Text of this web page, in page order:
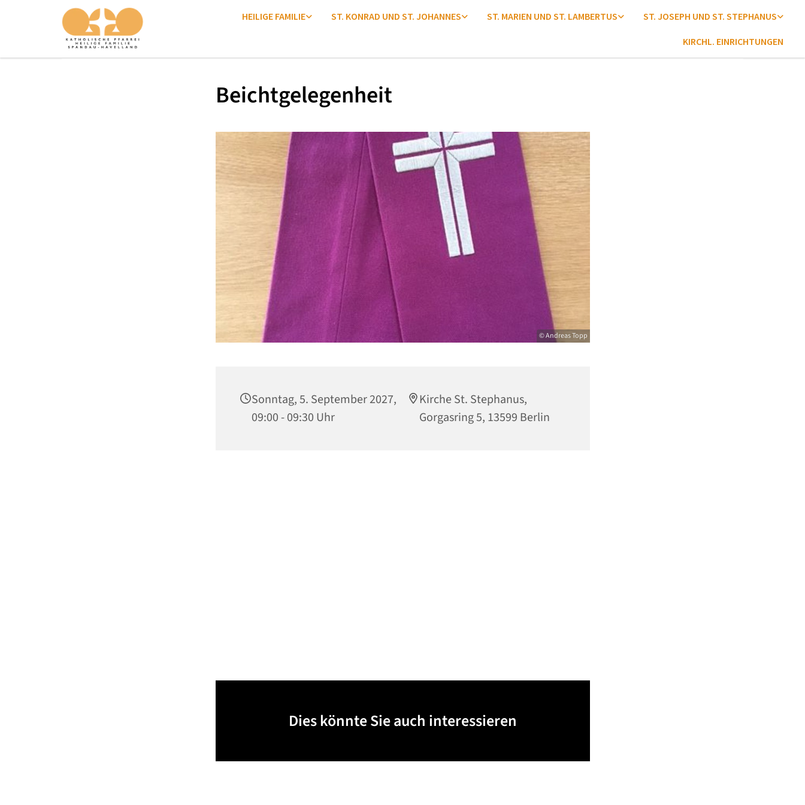
HEILIGE FAMILIE ST. KONRAD UND ST. JOHANNES ST. MARIEN UND ST. LAMBERTUS ST. JOSEPH UND ST. STEPHANUS
KIRCHL. EINRICHTUNGEN
Beichtgelegenheit
© Andreas Topp
Sonntag, 5. September 2027,
09:00 - 09:30 Uhr
Kirche St. Stephanus,
Gorgasring 5, 13599 Berlin
Dies könnte Sie auch interessieren